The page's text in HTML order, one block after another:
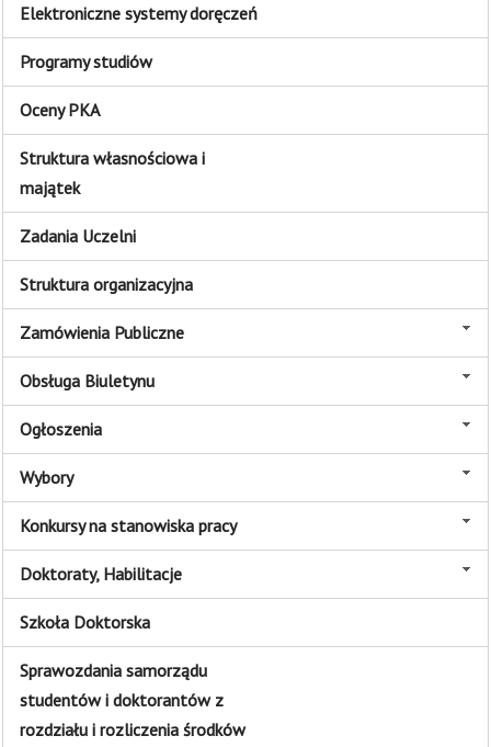
Elektroniczne systemy doręczeń
Programy studiów
Oceny PKA
Struktura własnościowa i
majątek
Zadania Uczelni
Struktura organizacyjna
Zamówienia Publiczne
Obsługa Biuletynu
Ogłoszenia
Wybory
Konkursy na stanowiska pracy
Doktoraty, Habilitacje
Szkoła Doktorska
Sprawozdania samorządu
studentów i doktorantów z
rozdziału i rozliczenia środków